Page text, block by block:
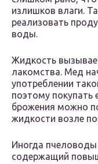
излишков влаги.
реализовать
воды.
Жидкость
лакомства. Мед
употреблении
поэтому покупать
брожения можно
жидкости возле
Иногда
содержащий